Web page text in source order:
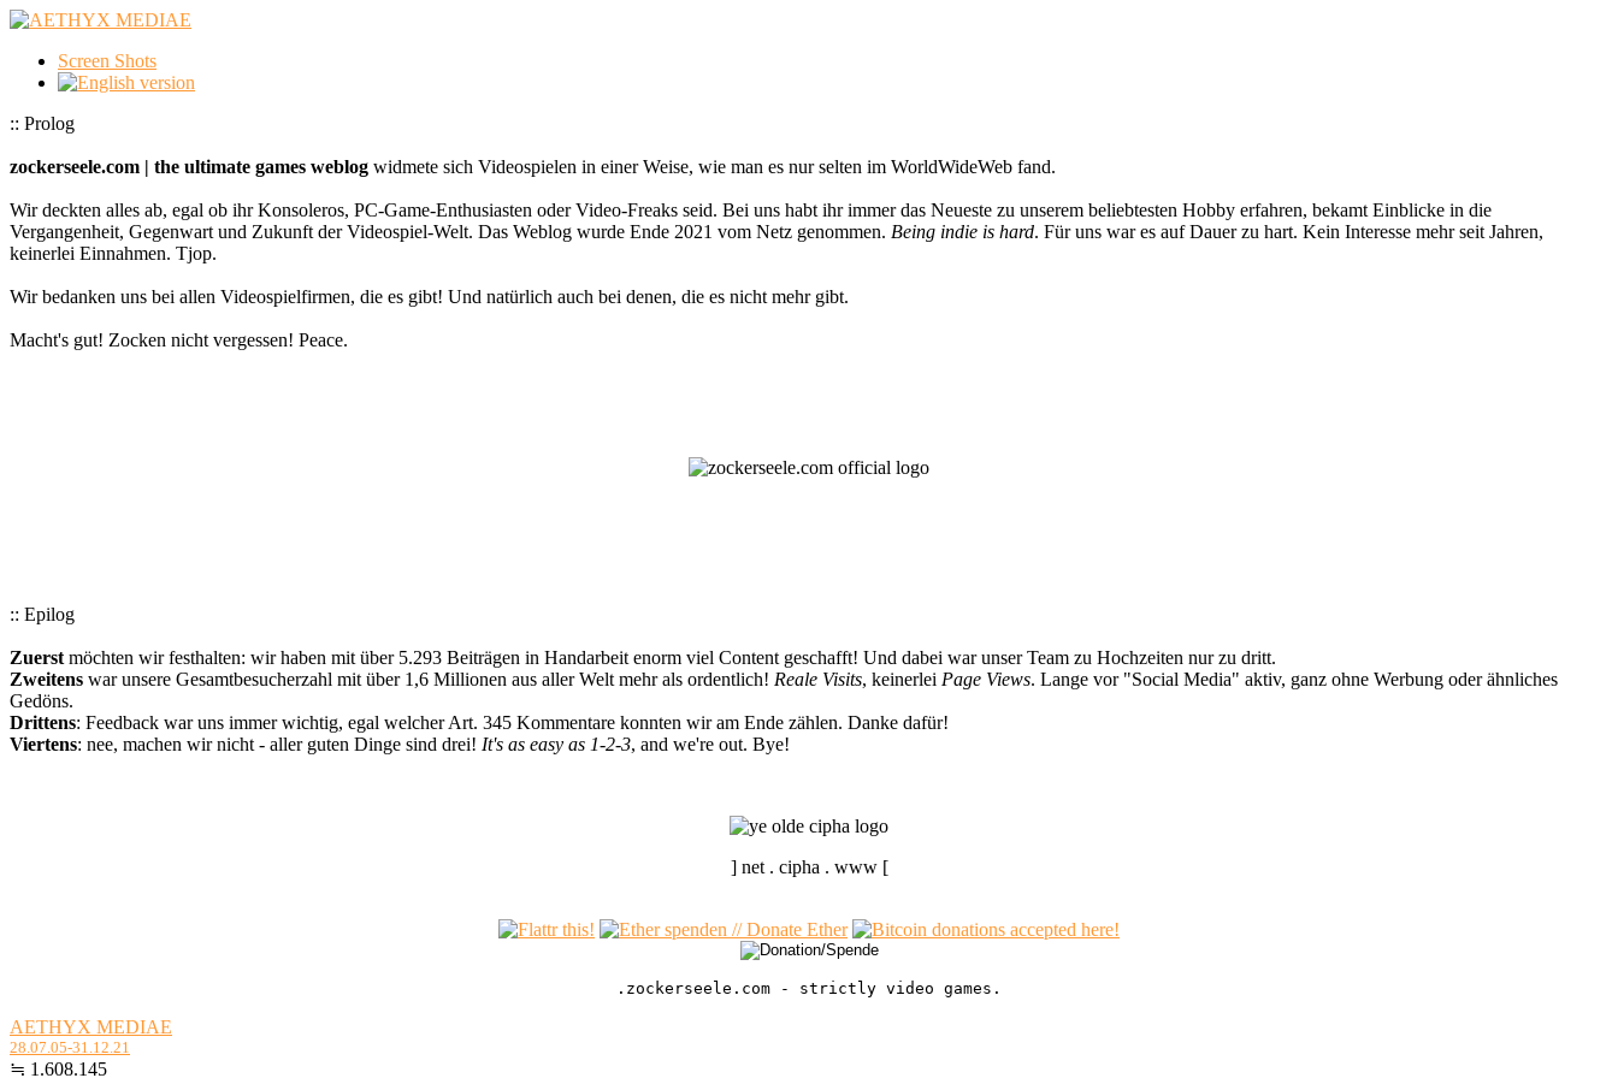
Screen Shots
:: Prolog
zockerseele.com | the ultimate games weblog widmete sich Videospielen in einer Weise, wie man es nur selten im WorldWideWeb fand.
Wir deckten alles ab, egal ob ihr Konsoleros, PC-Game-Enthusiasten oder Video-Freaks seid. Bei uns habt ihr immer das Neueste zu unserem beliebtesten Hobby erfahren, bekamt Einblicke in die
Vergangenheit, Gegenwart und Zukunft der Videospiel-Welt. Das Weblog wurde Ende 2021 vom Netz genommen. Being indie is hard. Für uns war es auf Dauer zu hart. Kein Interesse mehr seit Jahren,
keinerlei Einnahmen. Tjop.
Wir bedanken uns bei allen Videospielfirmen, die es gibt! Und natürlich auch bei denen, die es nicht mehr gibt.
Macht's gut! Zocken nicht vergessen! Peace.
:: Epilog
Zuerst möchten wir festhalten: wir haben mit über 5.293 Beiträgen in Handarbeit enorm viel Content geschafft! Und dabei war unser Team zu Hochzeiten nur zu dritt.
Zweitens war unsere Gesamtbesucherzahl mit über 1,6 Millionen aus aller Welt mehr als ordentlich! Reale Visits, keinerlei Page Views. Lange vor "Social Media" aktiv, ganz ohne Werbung oder ähnliches
Gedöns.
Drittens: Feedback war uns immer wichtig, egal welcher Art. 345 Kommentare konnten wir am Ende zählen. Danke dafür!
Viertens: nee, machen wir nicht - aller guten Dinge sind drei! It's as easy as 1-2-3, and we're out. Bye!
] net . cipha . www [
.zockerseele.com - strictly video games.
AETHYX MEDIAE
28.07.05-31.12.21
≒ 1.608.145